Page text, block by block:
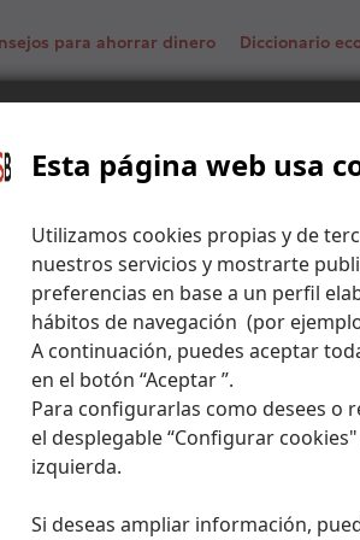
Esta página web usa
Utilizamos cookies propias y de
nuestros servicios y mostrarte
preferencias en base a un perfil
hábitos de navegación (por
A continuación, puedes aceptar
en el botón “Aceptar ”.
Para configurarlas como desees o
el desplegable “Configurar
izquierda.
Si deseas ampliar información,
para ahorrar dinero Diccionario